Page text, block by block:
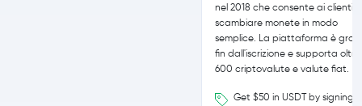
nel 2018 che consente ai clienti
scambiare monete in modo
semplice. La piattaforma è
fin dall'iscrizione e supporta oltre
600 criptovalute e valute fiat.
Get $50 in USDT by signing